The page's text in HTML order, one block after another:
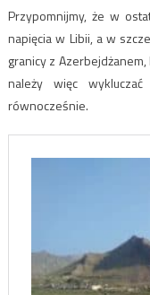
Przypomnijmy, że w
napięcia w Libii, a w
granicy z
należy więc
równocześnie.